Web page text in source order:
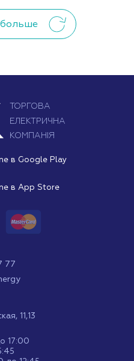
больше
в Google Play
в App Store
77
11,13
17:00